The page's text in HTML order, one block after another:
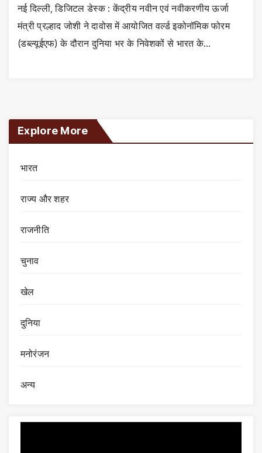
नई दिल्ली, डिजिटल डेस्क : केंद्रीय नवीन एवं नवीकरणीय ऊर्जा
मंत्री प्रल्हाद जोशी ने दावोस में आयोजित वर्ल्ड इकोनॉमिक फोरम
(डब्ल्यूईएफ) के दौरान दुनिया भर के निवेशकों से भारत के…
Explore More
भारत
राज्य और शहर
राजनीति
चुनाव
खेल
दुनिया
मनोरंजन
अन्य